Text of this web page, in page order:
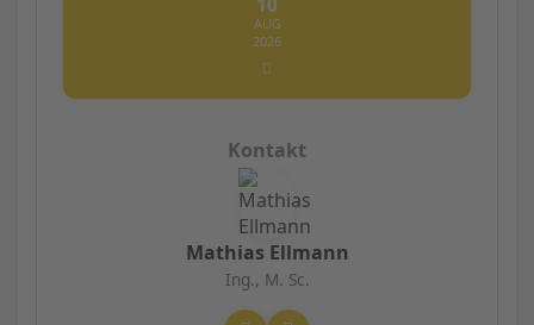
10
AUG
2026
Mathias Ellmann
Ing., M. Sc.